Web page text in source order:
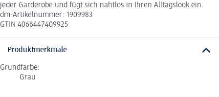
jeder Garderobe und fügt sich nahtlos in Ihren Alltagslook ein.
dm-Artikelnummer: 1909983
GTIN 4066447409925
Produktmerkmale
Grundfarbe:
Grau